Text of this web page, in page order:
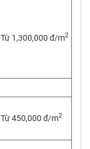
Từ 1,300,000 đ/m2
Từ 450,000 đ/m2